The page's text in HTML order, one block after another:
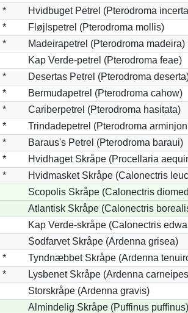
*
Hvidbuget Petrel (Pterodroma
*
Fløjlspetrel (Pterodroma mollis)
*
Madeirapetrel (Pterodroma madeira)
Kap Verde-petrel (Pterodroma feae)
*
Desertas Petrel (Pterodroma
*
Bermudapetrel (Pterodroma cahow)
*
Cariberpetrel (Pterodroma hasitata)
*
Trindadepetrel (Pterodroma
*
Baraus's Petrel (Pterodroma baraui)
*
Hvidhaget Skråpe (Procellaria
*
Hvidmasket Skråpe (Calonectris
Scopolis Skråpe (Calonectris
Atlantisk Skråpe (Calonectris
Kap Verde-skråpe (Calonectris
Sodfarvet Skråpe (Ardenna grisea)
*
Tyndnæbbet Skråpe (Ardenna
*
Lysbenet Skråpe (Ardenna
Storskråpe (Ardenna gravis)
Almindelig Skråpe (Puffinus puffinus)